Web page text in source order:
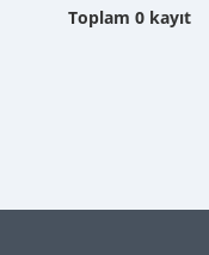
Toplam 0 kayıt